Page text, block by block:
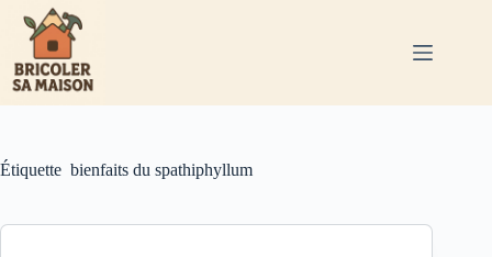
contenu
Étiquette bienfaits du spathiphyllum